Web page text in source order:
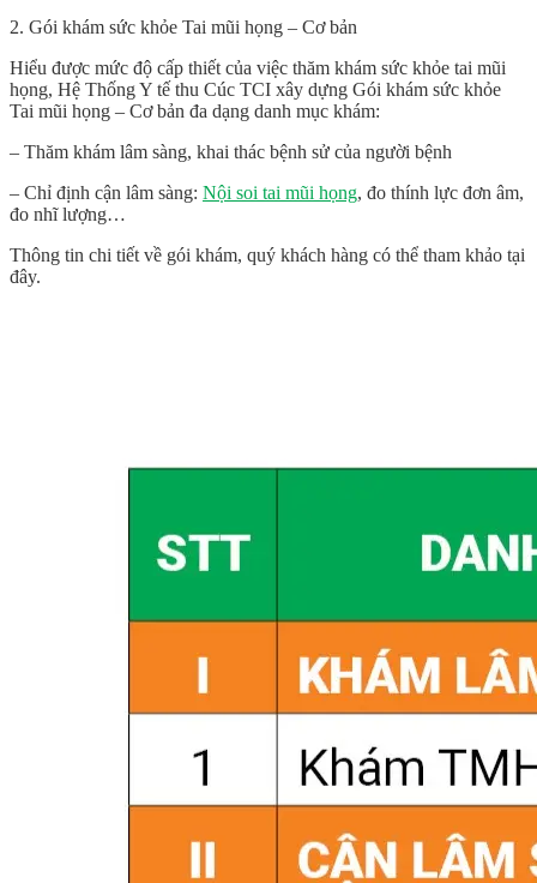
2. Gói khám sức khỏe Tai mũi họng – Cơ bản
Hiểu được mức độ cấp thiết của việc thăm khám sức khỏe tai mũi
họng, Hệ Thống Y tế thu Cúc TCI xây dựng Gói khám sức khỏe
Tai mũi họng – Cơ bản đa dạng danh mục khám:
– Thăm khám lâm sàng, khai thác bệnh sử của người bệnh
– Chỉ định cận lâm sàng: Nội soi tai mũi họng, đo thính lực đơn âm,
đo nhĩ lượng…
Thông tin chi tiết về gói khám, quý khách hàng có thể tham khảo tại
đây.